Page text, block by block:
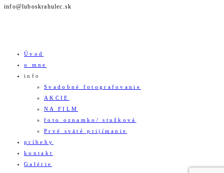
info@luboskrahulec.sk
Úvod
o mne
info
Svadobné fotografovanie
AKCIE
NA FILM
foto oznamko/ stužková
Prvé sväté prijímanie
príbehy
kontakt
Galérie